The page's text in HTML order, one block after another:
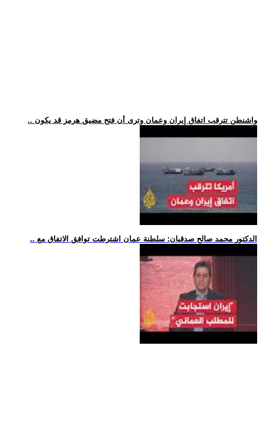
.. واشنطن تترقب اتفاق إيران وعمان وترى أن فتح مضيق هرمز قد يكون
.. الدكتور محمد صالح صدقيان: سلطنة عمان اشترطت توافق الاتفاق مع